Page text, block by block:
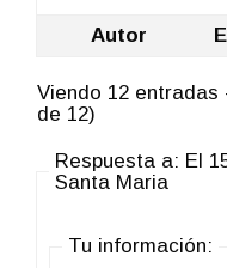
Autor
Viendo 12
de 12)
Respuesta a: El
Santa Maria
Tu información: